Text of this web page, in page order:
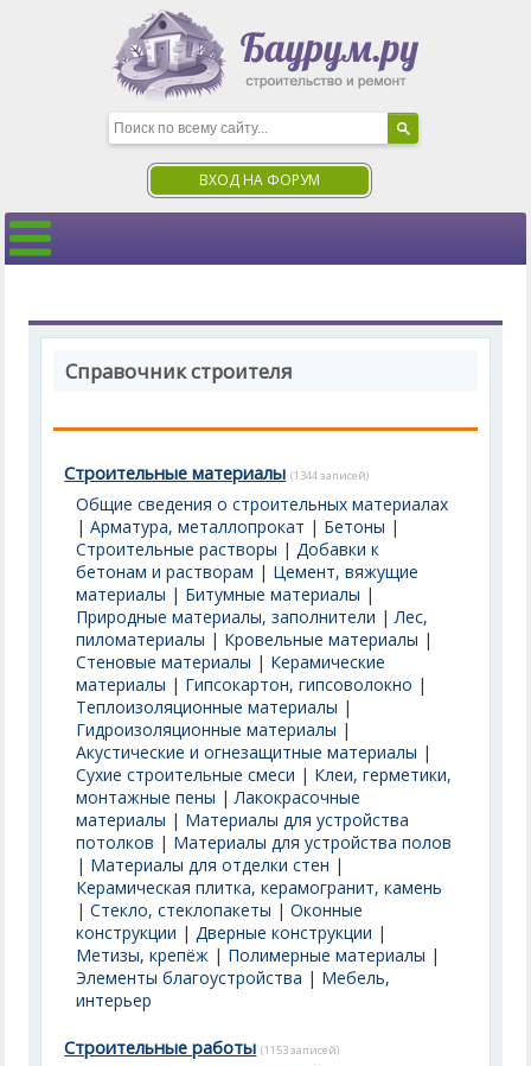
ВХОД НА ФОРУМ
Справочник строителя
Строительные материалы (1344 записей)
Общие сведения о строительных материалах
|Арматура, металлопрокат | Бетоны |
Строительные растворы |Добавки к
бетонам и растворам | Цемент, вяжущие
материалы | Битумные материалы |
Природные материалы, заполнители |Лес,
пиломатериалы | Кровельные материалы |
Стеновые материалы | Керамические
материалы | Гипсокартон, гипсоволокно |
Теплоизоляционные материалы |
Гидроизоляционные материалы |
Акустические и огнезащитные материалы |
Сухие строительные смеси | Клеи, герметики,
монтажные пены |Лакокрасочные
материалы | Материалы для устройства
потолков | Материалы для устройства полов
| Материалы для отделки стен |
Керамическая плитка, керамогранит, камень
|Стекло, стеклопакеты |Оконные
конструкции |Дверные конструкции |
Метизы, крепёж | Полимерные материалы |
Элементы благоустройства | Мебель,
интерьер
Строительные работы (1153 записей)